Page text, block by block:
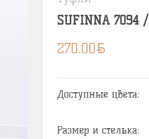
SUFINNA 7094/
270.00BYN
Доступные цвета:
Размер и стелька: